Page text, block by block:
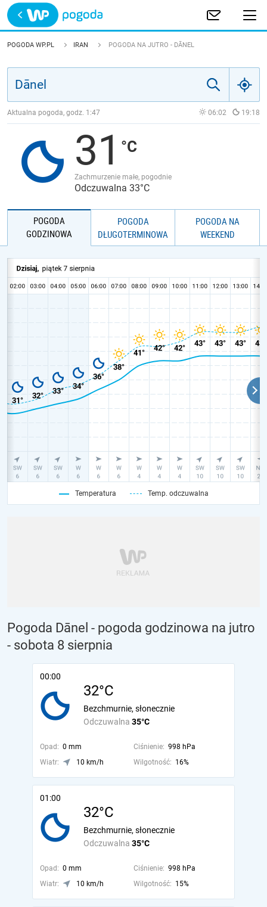
Trwa ładowanie
POLSKA
JAKOŚĆ POWIETRZA
POGODA WP.PL IRAN POGODA NA JUTRO - DĀNEL
Aktualna pogoda, godz. 1:47 06:02 19:18
31
Zachmurzenie małe, pogodnie
Odczuwalna 33°C
POGODA
GODZINOWA
POGODA
DŁUGOTERMINOWA
POGODA NA
WEEKEND
Temperatura Temp. odczuwalna
Pogoda Dānel - pogoda godzinowa na jutro
- sobota 8 sierpnia
00:00
32°C
Odczuwalna 35°C
Bezchmurnie, słonecznie
Opad: 0 mm Ciśnienie: 998 hPa
Wiatr:
10 km/h Wilgotność: 16%
01:00
32°C
Odczuwalna 35°C
Bezchmurnie, słonecznie
Opad: 0 mm Ciśnienie: 998 hPa
Wiatr:
10 km/h Wilgotność: 15%